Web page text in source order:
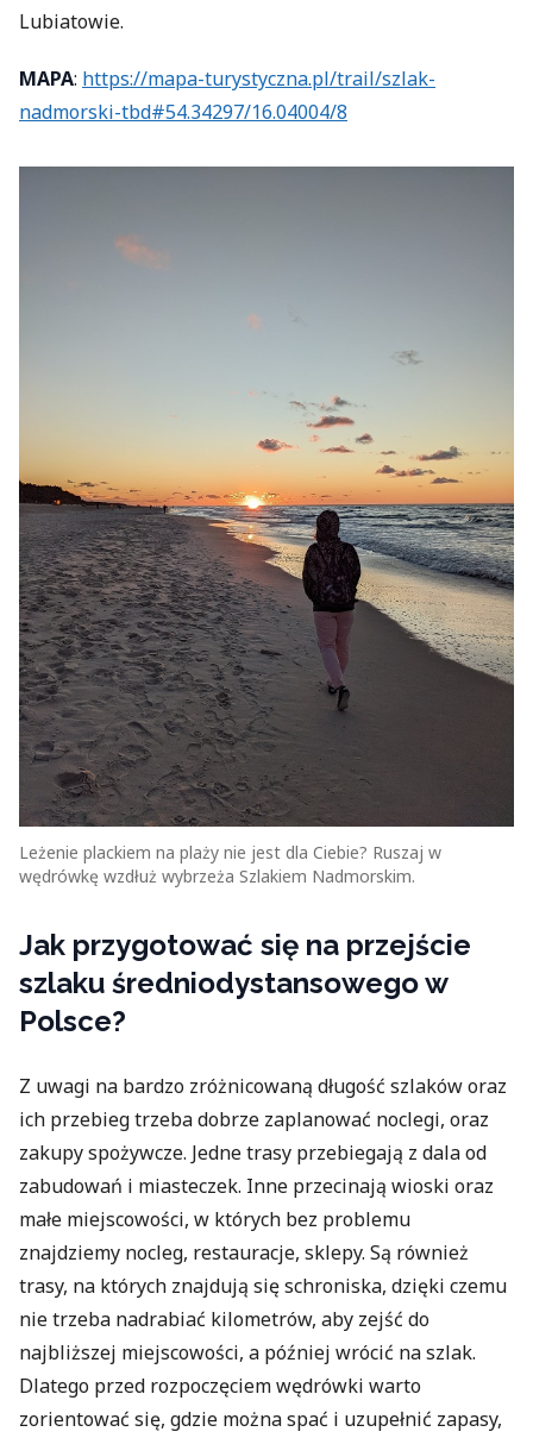
Lubiatowie.
MAPA: https://mapa-turystyczna.pl/trail/szlak-
nadmorski-tbd#54.34297/16.04004/8
Leżenie plackiem na plaży nie jest dla Ciebie? Ruszaj w
wędrówkę wzdłuż wybrzeża Szlakiem Nadmorskim.
Jak przygotować się na przejście
szlaku średniodystansowego w
Polsce?
Z uwagi na bardzo zróżnicowaną długość szlaków oraz
ich przebieg trzeba dobrze zaplanować noclegi, oraz
zakupy spożywcze. Jedne trasy przebiegają z dala od
zabudowań i miasteczek. Inne przecinają wioski oraz
małe miejscowości, w których bez problemu
znajdziemy nocleg, restauracje, sklepy. Są również
trasy, na których znajdują się schroniska, dzięki czemu
nie trzeba nadrabiać kilometrów, aby zejść do
najbliższej miejscowości, a później wrócić na szlak.
Dlatego przed rozpoczęciem wędrówki warto
zorientować się, gdzie można spać i uzupełnić zapasy,